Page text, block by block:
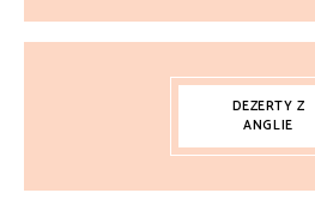
DEZERTY Z
ANGLIE